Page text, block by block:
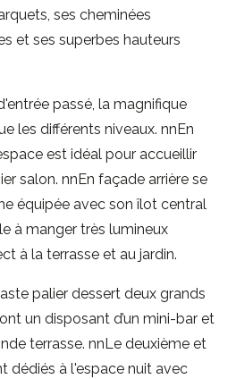
ses cheminées
et ses superbes hauteurs
passé, la magnifique
les différents niveaux. nnEn
est idéal pour accueillir
salon. nnEn façade arrière se
équipée avec son îlot central
à manger très lumineux
à la terrasse et au jardin.
palier dessert deux grands
un disposant d’un mini-bar et
terrasse. nnLe deuxième et
dédiés à l'espace nuit avec